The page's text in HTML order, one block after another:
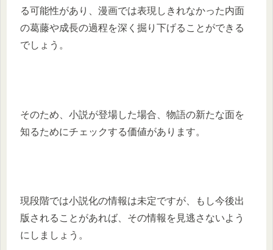
る可能性があり、漫画では表現しきれなかった内面
の葛藤や成長の過程を深く掘り下げることができる
でしょう。
そのため、小説が登場した場合、物語の新たな面を
知るためにチェックする価値があります。
現段階では小説化の情報は未定ですが、もし今後出
版されることがあれば、その情報を見逃さないよう
にしましょう。